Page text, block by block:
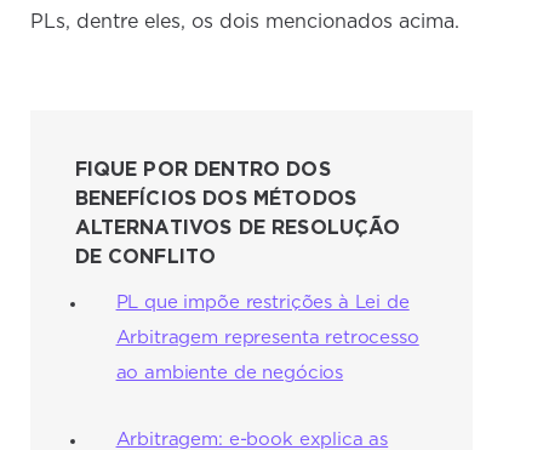
PLs, dentre eles, os dois mencionados acima.
FIQUE POR DENTRO DOS
BENEFÍCIOS DOS MÉTODOS
ALTERNATIVOS DE RESOLUÇÃO
DE CONFLITO
PL que impõe restrições à Lei de
Arbitragem representa retrocesso
ao ambiente de negócios
Arbitragem: e-book explica as